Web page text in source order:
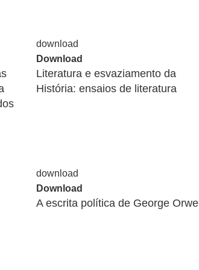
Download
Literatura e esvaziamento da
História: ensaios de literatura
Download
A escrita política de George Orwell